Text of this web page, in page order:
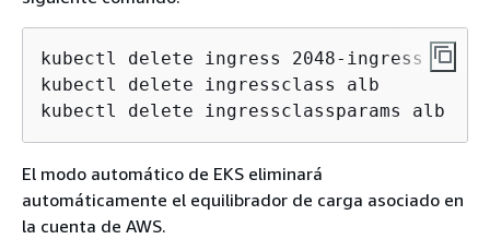
kubectl delete ingress 2048-ingress
kubectl delete ingressclass alb
kubectl delete ingressclassparams alb
El modo automático de EKS eliminará
automáticamente el equilibrador de carga asociado en
la cuenta de AWS.